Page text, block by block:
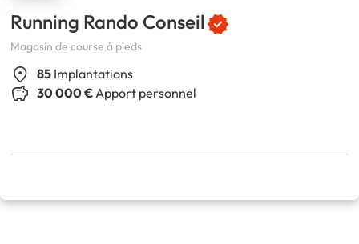
Running Rando Conseil
Magasin de course à pieds
85 Implantations
30 000 €Apport personnel